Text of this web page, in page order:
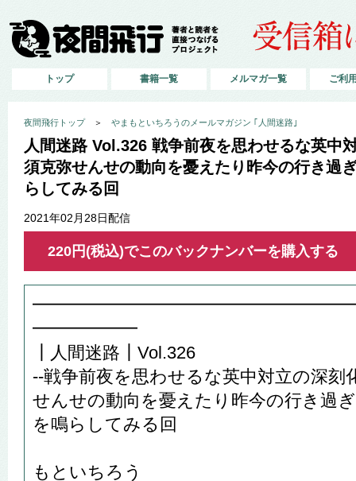
トップ 書籍一覧 メルマガ一覧 ご利
夜間飛行トップ＞ やまもといちろうのメールマガジン ｢人間迷路｣
人間迷路 Vol.326 戦争前夜を思わせるな英中
須克弥せんせの動向を憂えたり昨今の行き過
らしてみる回
2021年02月28日配信
220円(税込)でこのバックナンバーを購入する
━━━━━━
┃人間迷路┃Vol.326
--戦争前夜を思わせるな英中対立の深刻
せんせの動向を憂えたり昨今の行き過
を鳴らしてみる回
もといちろう